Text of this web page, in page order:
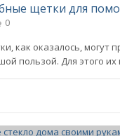
щетки для
0
как оказалось, могут
пользой. Для этого